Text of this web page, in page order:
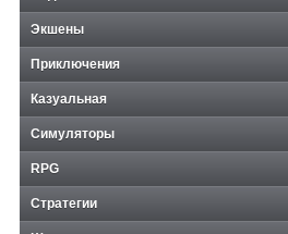
Encased: A Sci-Fi
Экшены
Приключения
Казуальная
Симуляторы
RPG
Стратегии